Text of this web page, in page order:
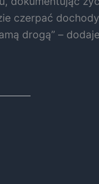
czerpać
drogą” –